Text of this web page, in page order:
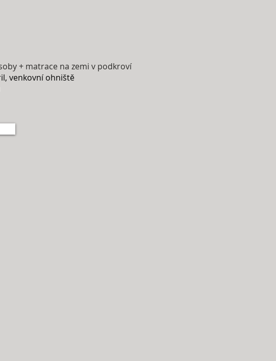
+ matrace na zemi v podkroví
venkovní ohniště